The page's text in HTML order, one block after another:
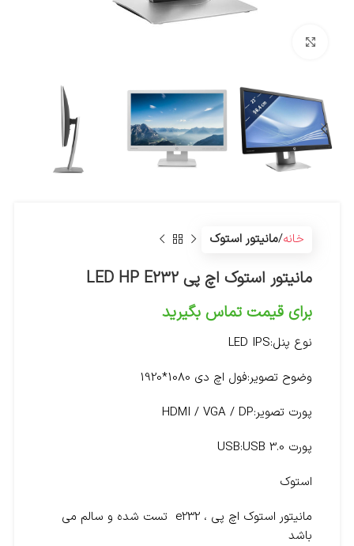
خانه مانیتور استوک
مانیتور استوک اچ پی LED HP E232
برای قیمت تماس بگیرید
نوع پنل:LED IPS
وضوح تصویر:فول اچ دی 1080*1920
پورت تصویر:HDMI / VGA / DP
پورت USB: USB 3.0
استوک
مانیتور استوک اچ پی ، e232 تست شده و سالم می
باشد